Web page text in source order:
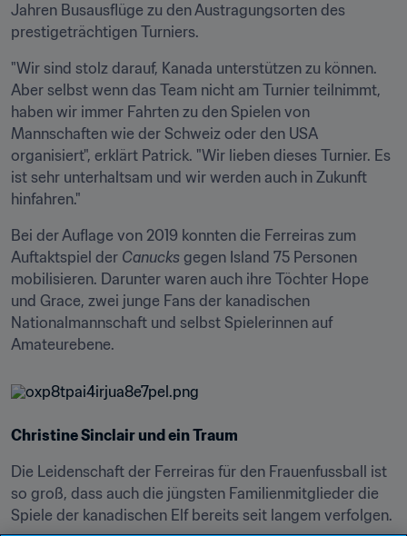
Jahren Busausflüge zu den Austragungsorten des
prestigeträchtigen Turniers.
"Wir sind stolz darauf, Kanada unterstützen zu können.
Aber selbst wenn das Team nicht am Turnier teilnimmt,
haben wir immer Fahrten zu den Spielen von
Mannschaften wie der Schweiz oder den USA
organisiert", erklärt Patrick. "Wir lieben dieses Turnier. Es
ist sehr unterhaltsam und wir werden auch in Zukunft
hinfahren."
Bei der Auflage von 2019 konnten die Ferreiras zum
Auftaktspiel der Canucks gegen Island 75 Personen
mobilisieren. Darunter waren auch ihre Töchter Hope
und Grace, zwei junge Fans der kanadischen
Nationalmannschaft und selbst Spielerinnen auf
Amateurebene.
Christine Sinclair und ein Traum
Die Leidenschaft der Ferreiras für den Frauenfussball ist
so groß, dass auch die jüngsten Familienmitglieder die
Spiele der kanadischen Elf bereits seit langem verfolgen.